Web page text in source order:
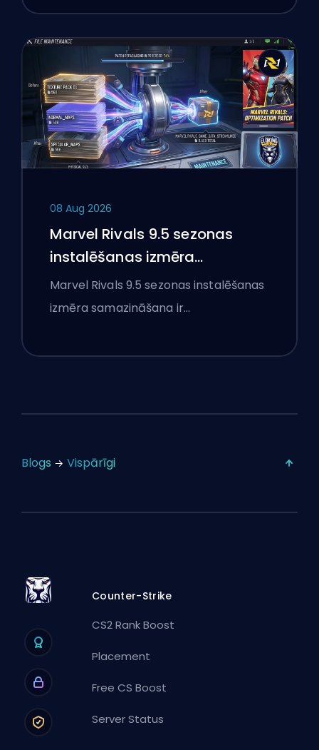
08 Aug 2026
Marvel Rivals 9.5 sezonas
instalēšanas izmēra
samazināšana skaidrota
Marvel Rivals 9.5 sezonas instalēšanas
izmēra samazināšana ir…
Blogs Vispārīgi
Counter-Strike
CS2 Rank Boost
Placement
Free CS Boost
Server Status